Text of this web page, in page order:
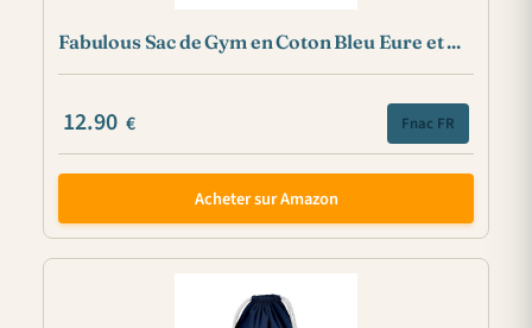
Fabulous Sac de Gym en Coton Bleu Eure et ...
12.90 € Fnac FR
Acheter sur Amazon